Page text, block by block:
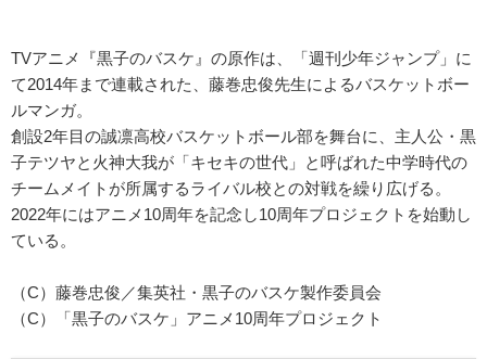
TVアニメ『黒子のバスケ』の原作は、「週刊少年ジャンプ」に
て2014年まで連載された、藤巻忠俊先生によるバスケットボー
ルマンガ。
創設2年目の誠凛高校バスケットボール部を舞台に、主人公・黒
子テツヤと火神大我が「キセキの世代」と呼ばれた中学時代の
チームメイトが所属するライバル校との対戦を繰り広げる。
2022年にはアニメ10周年を記念し10周年プロジェクトを始動し
ている。
（C）藤巻忠俊／集英社・黒子のバスケ製作委員会
（C）「黒子のバスケ」アニメ10周年プロジェクト